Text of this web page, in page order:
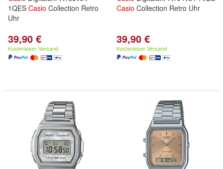
1QES Casio Collection Retro
Uhr
39,90 €
Kostenloser Versand
Casio Collection Retro Uhr
39,90 €
Kostenloser Versand